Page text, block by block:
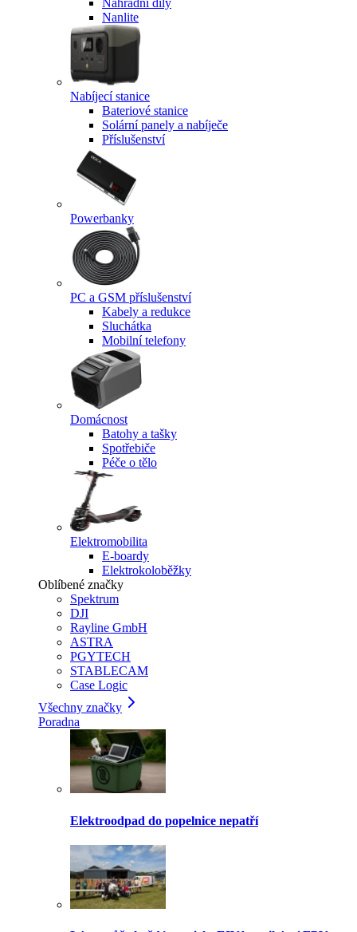
Náhradní díly
Nanlite
Nabíjecí stanice
Bateriové stanice
Solární panely a nabíječe
Příslušenství
Powerbanky
PC a GSM příslušenství
Kabely a redukce
Sluchátka
Mobilní telefony
Domácnost
Batohy a tašky
Spotřebiče
Péče o tělo
Elektromobilita
E-boardy
Elektrokoloběžky
Oblíbené značky
Spektrum
DJI
Rayline GmbH
ASTRA
PGYTECH
STABLECAM
Case Logic
Všechny značky
Poradna
Elektroodpad do popelnice nepatří